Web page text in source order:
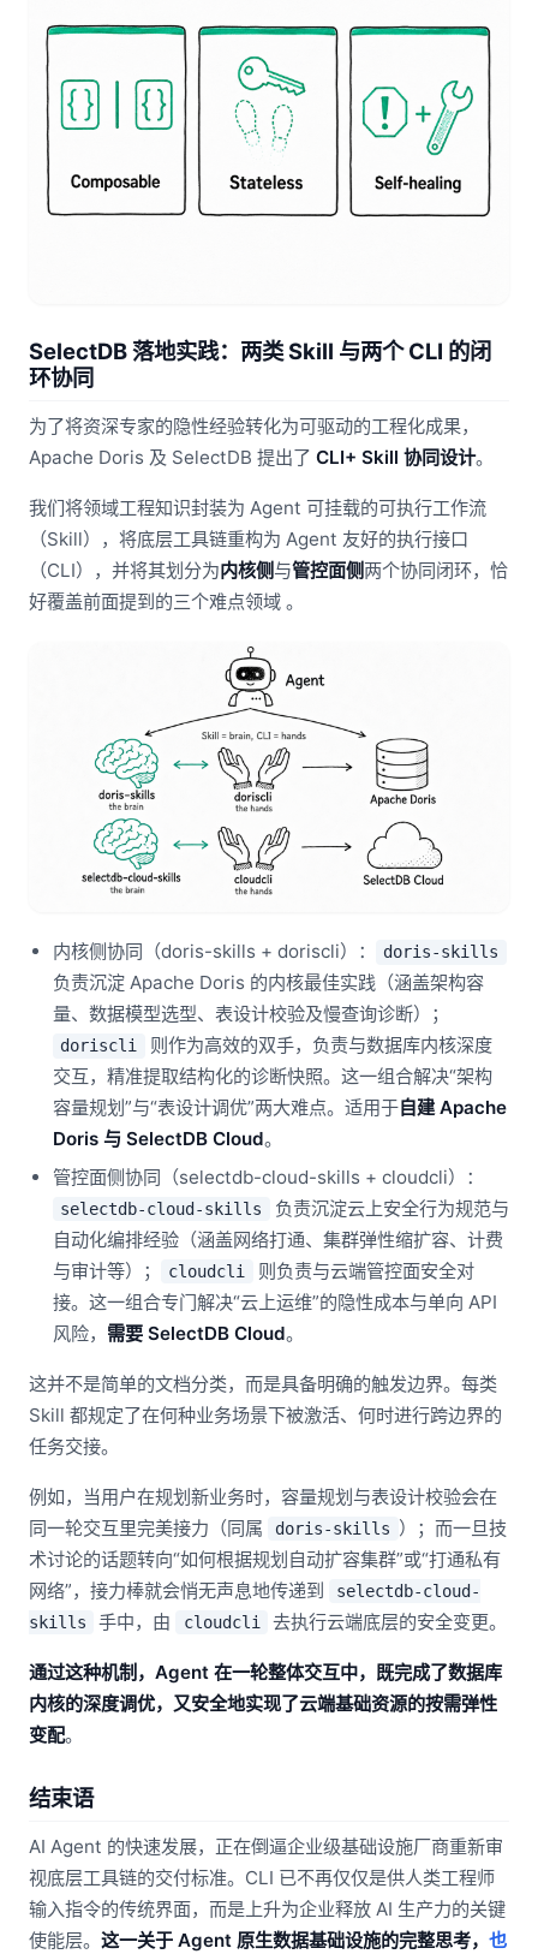
SelectDB 落地实践：两类 Skill 与两个 CLI 的闭
环协同
为了将资深专家的隐性经验转化为可驱动的工程化成果，
Apache Doris 及 SelectDB 提出了 CLI+ Skill 协同设计。
我们将领域工程知识封装为 Agent 可挂载的可执行工作流
（Skill），将底层工具链重构为 Agent 友好的执行接口
（CLI），并将其划分为内核侧与管控面侧两个协同闭环，恰
好覆盖前面提到的三个难点领域 。
内核侧协同（doris-skills + doriscli）： doris-skills
负责沉淀 Apache Doris 的内核最佳实践（涵盖架构容
量、数据模型选型、表设计校验及慢查询诊断）；
doriscli
则作为高效的双手，负责与数据库内核深度
交互，精准提取结构化的诊断快照。这一组合解决“架构
容量规划”与“表设计调优”两大难点。适用于自建 Apache
Doris 与 SelectDB Cloud。
管控面侧协同（selectdb-cloud-skills + cloudcli）：
selectdb-cloud-skills
负责沉淀云上安全行为规范与
自动化编排经验（涵盖网络打通、集群弹性缩扩容、计费
与审计等）；
cloudcli
则负责与云端管控面安全对
接。这一组合专门解决“云上运维”的隐性成本与单向 API
风险， 需要 SelectDB Cloud。
这并不是简单的文档分类，而是具备明确的触发边界。每类
Skill 都规定了在何种业务场景下被激活、何时进行跨边界的
任务交接。
例如，当用户在规划新业务时，容量规划与表设计校验会在
同一轮交互里完美接力（同属
doris-skills ）；而一旦技
术讨论的话题转向“如何根据规划自动扩容集群”或“打通私有
网络”，接力棒就会悄无声息地传递到
selectdb-cloud-
skills
手中，由 cloudcli 去执行云端底层的安全变更。
通过这种机制，Agent 在一轮整体交互中，既完成了数据库
内核的深度调优，又安全地实现了云端基础资源的按需弹性
变配。
结束语
AI Agent 的快速发展，正在倒逼企业级基础设施厂商重新审
视底层工具链的交付标准。CLI 已不再仅仅是供人类工程师
输入指令的传统界面，而是上升为企业释放 AI 生产力的关键
使能层。 这一关于 Agent 原生数据基础设施的完整思考， 也